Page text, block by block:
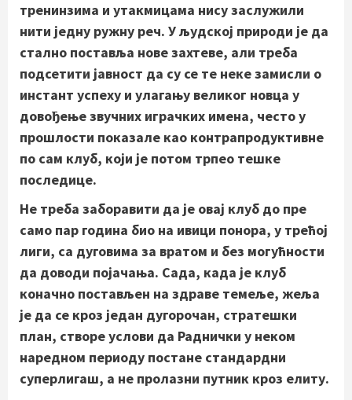
тренинзима и утакмицама нису заслужили
нити једну ружну реч. У људској природи је да
стално поставља нове захтеве, али треба
подсетити јавност да су се те неке замисли о
инстант успеху и улагању великог новца у
довођење звучних играчких имена, често у
прошлости показале као контрапродуктивне
по сам клуб, који је потом трпео тешке
последице.
Не треба заборавити да је овај клуб до пре
само пар година био на ивици понора, у трећој
лиги, са дуговима за вратом и без могућности
да доводи појачања. Сада, када је клуб
коначно постављен на здраве темеље, жеља
је да се кроз један дугорочан, стратешки
план, створе услови да Раднички у неком
наредном периоду постане стандардни
суперлигаш, а не пролазни путник кроз елиту.